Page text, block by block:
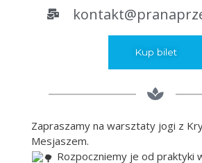
Kup bilet
Zapraszamy na warsztaty jogi z
Mesjaszem.
Rozpoczniemy je od praktyki